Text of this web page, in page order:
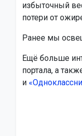
избыточный
потери от
Ранее мы
Ещё больше
портала, а
и